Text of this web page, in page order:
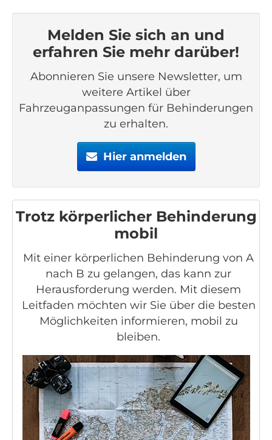
Melden Sie sich an und
erfahren Sie mehr darüber!
Abonnieren Sie unsere Newsletter, um
weitere Artikel über
Fahrzeuganpassungen für Behinderungen
zu erhalten.
Hier anmelden
Trotz körperlicher Behinderung
mobil
Mit einer körperlichen Behinderung von A
nach B zu gelangen, das kann zur
Herausforderung werden. Mit diesem
Leitfaden möchten wir Sie über die besten
Möglichkeiten informieren, mobil zu
bleiben.